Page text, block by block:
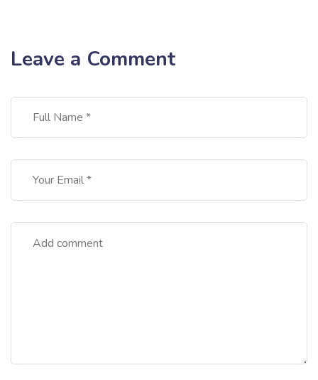
Leave a Comment